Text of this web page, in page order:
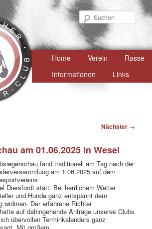
Hauptmenü
Zum
primären
Home Verein
Rasse
Informationen
Links
Nächster →
am 01.06.2025 in Wesel
fand traditionell am Tag nach der
am 1.06.2025 auf dem
Diersfordt statt. Bei herrlichem Wetter
und Hunde ganz entspannt dem
widmen. Der erfahrene Richter
auf dahingehende Anfrage unseres Clubs
übervollen Terminkalenders ganz